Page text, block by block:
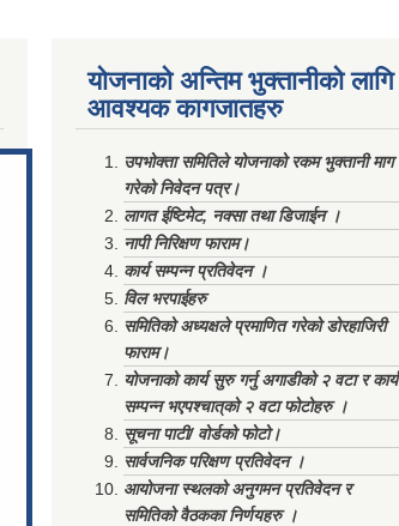
योजनाको अन्तिम भुक्तानीको लागि
आवश्यक कागजातहरु
उपभोक्ता समितिले योजनाको रकम भुक्तानी माग
गरेको निवेदन पत्र।
लागत ईष्टिमेट, नक्सा तथा डिजाईन ।
नापी निरिक्षण फाराम।
कार्य सम्पन्न प्रतिवेदन ।
विल भरपाईहरु
समितिको अध्यक्षले प्रमाणित गरेको डोरहाजिरी
फाराम।
योजनाको कार्य सुरु गर्नु अगाडीको २ वटा र कार्य
सम्पन्न भएपश्चात्‌को २ वटा फोटोहरु ।
सूचना पाटी/ वोर्डको फोटो।
सार्वजनिक परिक्षण प्रतिवेदन ।
आयोजना स्थलको अनुगमन प्रतिवेदन र
समितिको वैठकका निर्णयहरु ।